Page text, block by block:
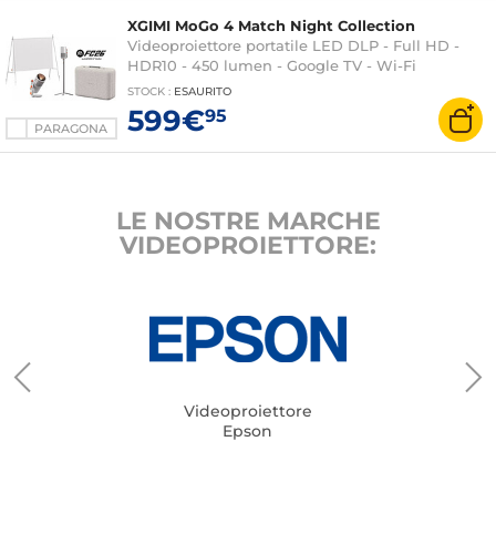
PARAGONA
XGIMI MoGo 4 Match Night Collection
Videoproiettore portatile LED DLP - Full HD -
HDR10 - 450 lumen - Google TV - Wi-Fi
5/Bluetooth 5.1 - Google Assistant - Google Cast -
ISA 2.0 - HDMI/USB - Altoparlanti Harman
Kardon 2x 6 Watt + Supporto PowerBase +
STOCK : ESAURITO
599€95
LE NOSTRE MARCHE
VIDEOPROIETTORE:
Videoproiettore
Epson